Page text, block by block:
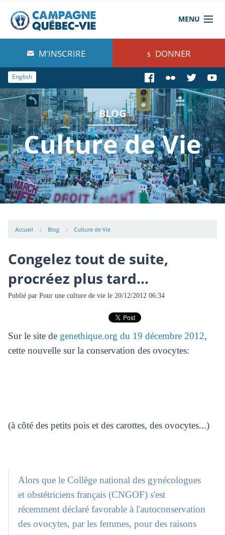
MENU
À propos de nous
Blog
Comprendre
Agir
Boutique
M'INSCRIRE DONNER
English
BLOG
Culture de Vie
Accueil Blog Culture de Vie
Congelez tout de suite,
procréez plus tard...
Publié par Pour une culture de viele 20/12/2012 06:34
Sur le site de genethique.org du 19 décembre 2012,
cette nouvelle sur la conservation des ovocytes:
(à côté des petits pois et des carottes, des ovocytes...)
Alors que le Collège national des gynécologues
et obstétriciens français (CNGOF) s'est
récemment déclaré favorable à l'autoconservation
des ovocytes, par les femmes, pour des raisons